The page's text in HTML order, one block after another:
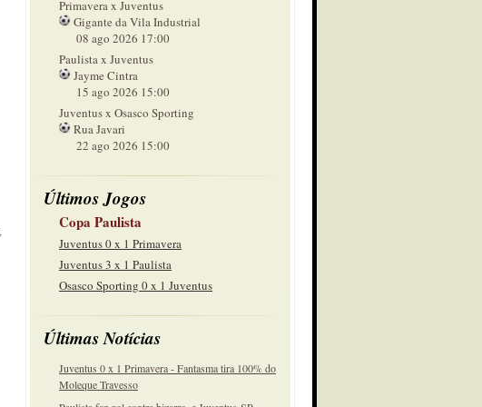
Primavera x Juventus
Gigante da Vila Industrial
08 ago 2026 17:00
Paulista x Juventus
Jayme Cintra
15 ago 2026 15:00
Juventus x Osasco Sporting
Rua Javari
22 ago 2026 15:00
Últimos Jogos
Copa Paulista
Juventus 0 x 1 Primavera
Juventus 3 x 1 Paulista
Osasco Sporting 0 x 1 Juventus
Últimas Notícias
Juventus 0 x 1 Primavera - Fantasma tira 100% do
Moleque Travesso